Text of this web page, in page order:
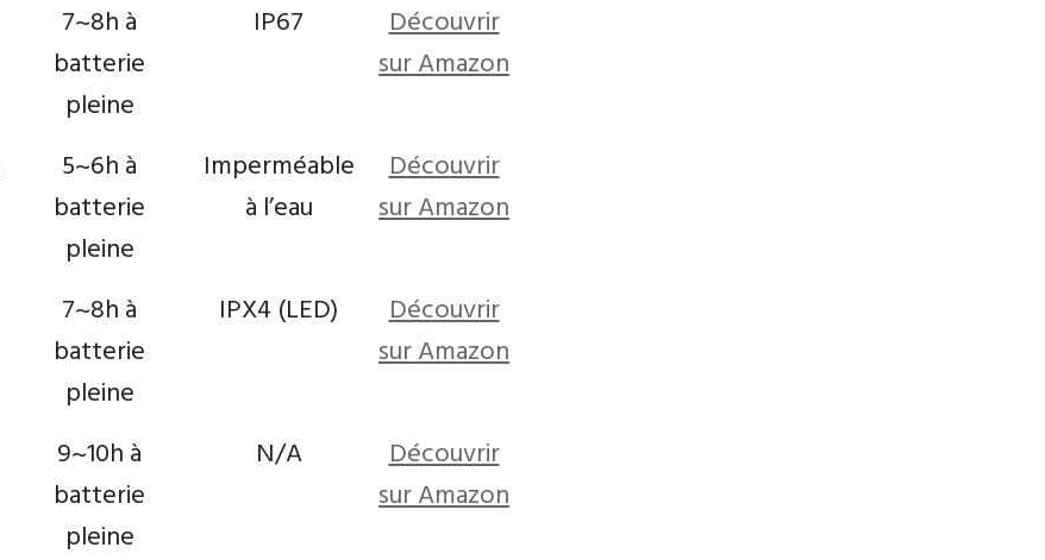
7~8h à
batterie
pleine
IP67
Découvrir
sur Amazon
5~6h à
batterie
pleine
Imperméable
à l’eau
Découvrir
sur Amazon
7~8h à
batterie
pleine
IPX4 (LED)
Découvrir
sur Amazon
9~10h à
batterie
pleine
N/A
Découvrir
sur Amazon